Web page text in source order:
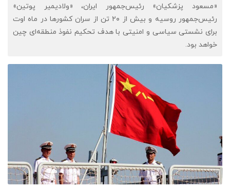
«مسعود پزشکیان» رئیس‌جمهور ایران، «ولادیمیر پوتین»
رئیس‌جمهور روسیه و بیش از ۲۰ تن از سران کشورها در ماه اوت
برای نشستی سیاسی و امنیتی با هدف تحکیم نفوذ منطقه‌ای چین
خواهد بود.